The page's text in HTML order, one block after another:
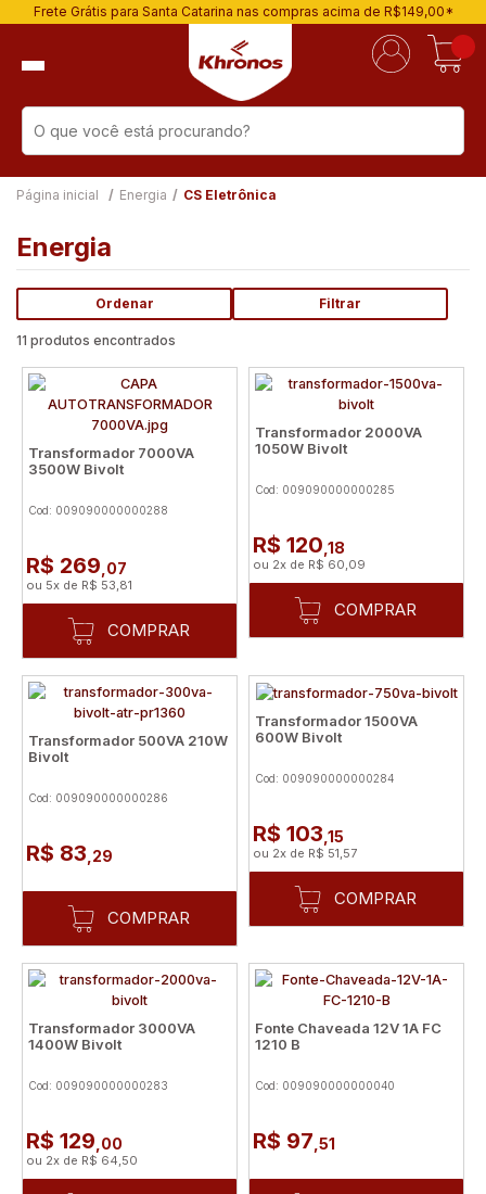
Frete Grátis para Santa Catarina nas compras acima de R$149,00*
Página inicial Energia CS Eletrônica
Energia
Ordenar Filtrar
11 produtos encontrados
Transformador 7000VA
3500W Bivolt
Cod: 009090000000288
R$ 269 ,07
ou 5x de R$ 53,81
COMPRAR
Transformador 2000VA
1050W Bivolt
Cod: 009090000000285
R$ 120 ,18
ou 2x de R$ 60,09
COMPRAR
Transformador 500VA 210W
Bivolt
Cod: 009090000000286
R$ 83 ,29
COMPRAR
Transformador 1500VA
600W Bivolt
Cod: 009090000000284
R$ 103 ,15
ou 2x de R$ 51,57
COMPRAR
Transformador 3000VA
1400W Bivolt
Cod: 009090000000283
R$ 129 ,00
ou 2x de R$ 64,50
Fonte Chaveada 12V 1A FC
1210 B
Cod: 009090000000040
R$ 97 ,51